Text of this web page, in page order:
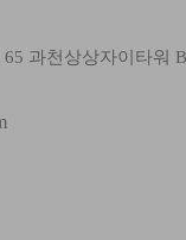
과천상상자이타워